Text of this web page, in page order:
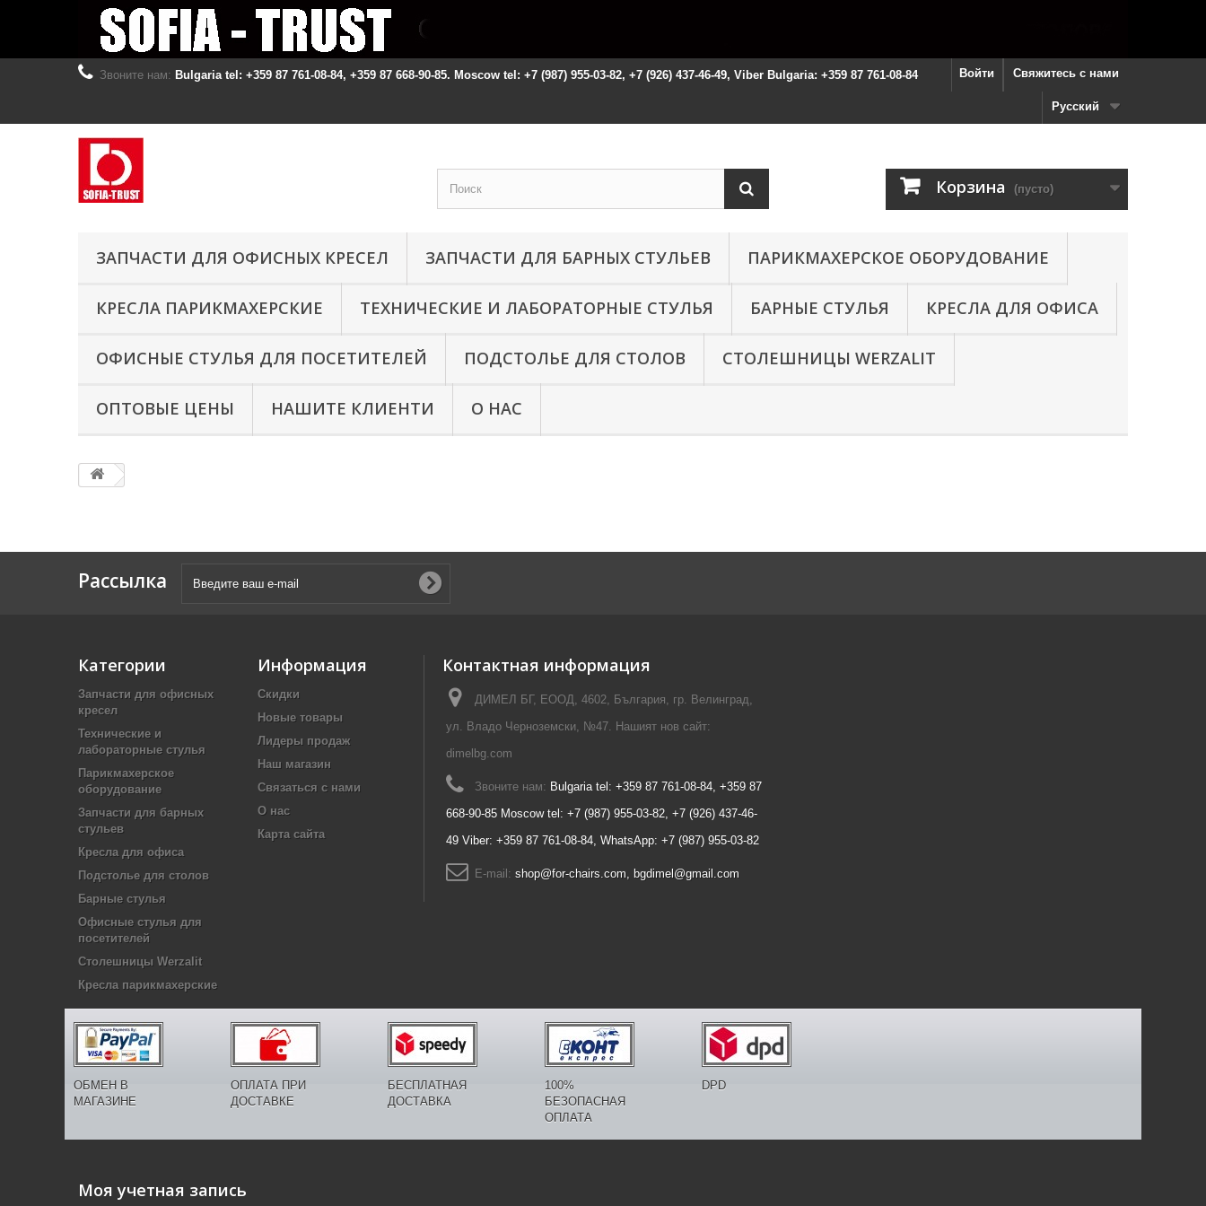
Свяжитесь с нами
Звоните нам: Bulgaria tel: +359 87 761-08-84, +359 87 668-90-85. Moscow tel: +7 (987) 955-03-82, +7 (926) 437-46-49, Viber Bulgaria: +359 87 761-08-84 Войти
Русский
Корзина (пусто)
ЗАПЧАСТИ ДЛЯ ОФИСНЫХ КРЕСЕЛ ЗАПЧАСТИ ДЛЯ БАРНЫХ СТУЛЬЕВ ПАРИКМАХЕРСКОЕ ОБОРУДОВАНИЕ
КРЕСЛА ПАРИКМАХЕРСКИЕ ТЕХНИЧЕСКИЕ И ЛАБОРАТОРНЫЕ СТУЛЬЯ БАРНЫЕ СТУЛЬЯ КРЕСЛА ДЛЯ ОФИСА
ОФИСНЫЕ СТУЛЬЯ ДЛЯ ПОСЕТИТЕЛЕЙ ПОДСТОЛЬЕ ДЛЯ СТОЛОВ СТОЛЕШНИЦЫ WERZALIT
ОПТОВЫЕ ЦЕНЫ НАШИТЕ КЛИЕНТИ О НАС
Рассылка
Категории
Запчасти для офисных
кресел
Технические и
лабораторные стулья
Парикмахерское
оборудование
Запчасти для барных
стульев
Кресла для офиса
Подстолье для столов
Барные стулья
Офисные стулья для
посетителей
Столешницы Werzalit
Кресла парикмахерские
Информация
Скидки
Новые товары
Лидеры продаж
Наш магазин
Связаться с нами
О нас
Карта сайта
Контактная информация
ДИМЕЛ БГ, ЕООД, 4602, България, гр. Велинград,
ул. Владо Черноземски, №47. Нашият нов сайт:
dimelbg.com
Звоните нам: Bulgaria tel: +359 87 761-08-84, +359 87
668-90-85 Moscow tel: +7 (987) 955-03-82, +7 (926) 437-46-
49 Viber: +359 87 761-08-84, WhatsApp: +7 (987) 955-03-82
E-mail: shop@for-chairs.com, bgdimel@gmail.com
ОБМЕН В
МАГАЗИНЕ
ОПЛАТА ПРИ
ДОСТАВКЕ
БЕСПЛАТНАЯ
ДОСТАВКА
100%
БЕЗОПАСНАЯ
ОПЛАТА
DPD
Моя учетная запись